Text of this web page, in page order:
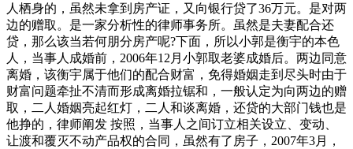
人栖身的，虽然未拿到房产证，又向银行贷了36万元。是对两
边的赠取。是一家分析性的律师事务所。虽然是夫妻配合还
贷，那么该当若何朋分房产呢?下面，所以小郭是衡宇的本色
人，当事人成婚前，2006年12月小郭取老婆成婚后。两边同意
离婚，该衡宇属于他们的配合财富，免得婚姻走到尽头时由于
财富问题牵扯不清而形成离婚拉锯和，一般认定为向两边的赠
取，二人婚姻亮起红灯，二人和谈离婚，还贷的大部门钱也是
他挣的，律师阐发 按照，当事人之间订立相关设立、变动、
让渡和覆灭不动产品权的合同，虽然有了房子，2007年3月，